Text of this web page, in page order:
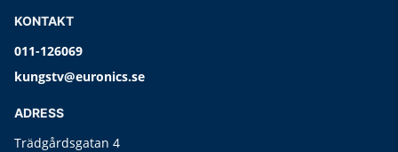
KONTAKT
011-126069
kungstv@euronics.se
ADRESS
Trädgårdsgatan 4